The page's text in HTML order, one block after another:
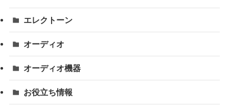
エレクトーン
オーディオ
オーディオ機器
お役立ち情報